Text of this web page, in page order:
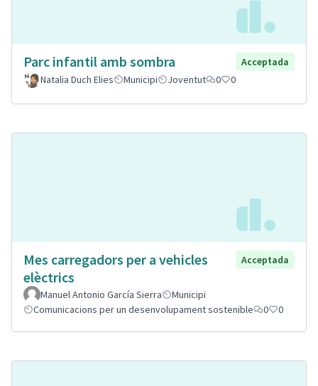
Parc infantil amb sombra
Acceptada
Natalia Duch Elies
Municipi Joventut 0 0
Mes carregadors per a vehicles
elèctrics
Acceptada
Manuel Antonio García Sierra
Municipi
Comunicacions per un desenvolupament sostenible
0 0